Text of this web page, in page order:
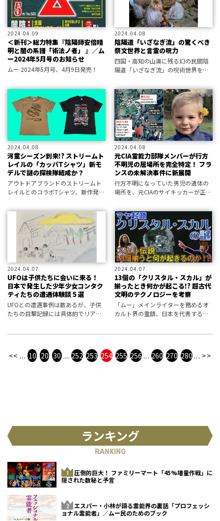
2024.04.09
＜新刊＞総力特集『陰陽師安倍晴
明と闇の系譜「術法ノ者」 』／ム
ー2024年5月号のお知らせ
ムー 2024年5月号、4月9日発売！
2024.04.08
陰陽道「いざなぎ流」の驚くべき
祭文世界と言霊の呪力
四国・高知の山奥に残る幻の民間陰
陽道「いざなぎ流」の呪術世界を案
2024.04.08
河童シーズン到来!? ストリームト
レイルの「カッパTシャツ」新モ
デルで謎の探検隊結成か？
アウトドアブランドのストリームト
レイルとのコラボTシャツ、新作発売
2024.04.08
元CIA霊能力部隊メンバーが行方
不明児の居場所を完全特定！ フラ
ンスの未解決事件に新展開
行方不明になっていた男児の遺体の
場所を、元CIAのサイキッカーが正確
2024.04.07
UFOは子供たちに会いに来る！
日本で発生した少年少女コンタク
ティたちの遭遇体験談５選
UFOとの遭遇事例は数あるが、子供
たちの目撃記録には具体的でリアル
2024.04.07
13個の「クリスタル・スカル」が
揃ったとき何かが起こる!? 超古代
文明のテクノロジーを考察
「ムー」メインライターを務めるオ
カルト界の重鎮、日本を代表する超
<< ... 10 20 30 ... 252 253 254 255 256... 260 270 280... >>
ランキング
RANKING
圧倒的巨大！ ファミリーマート「45%増量作戦」に
隠された数秘と予言
エスパー・小林が語る霊能界の裏話「プロフェッシ
ョナル霊能者」／ムー民のためのブック